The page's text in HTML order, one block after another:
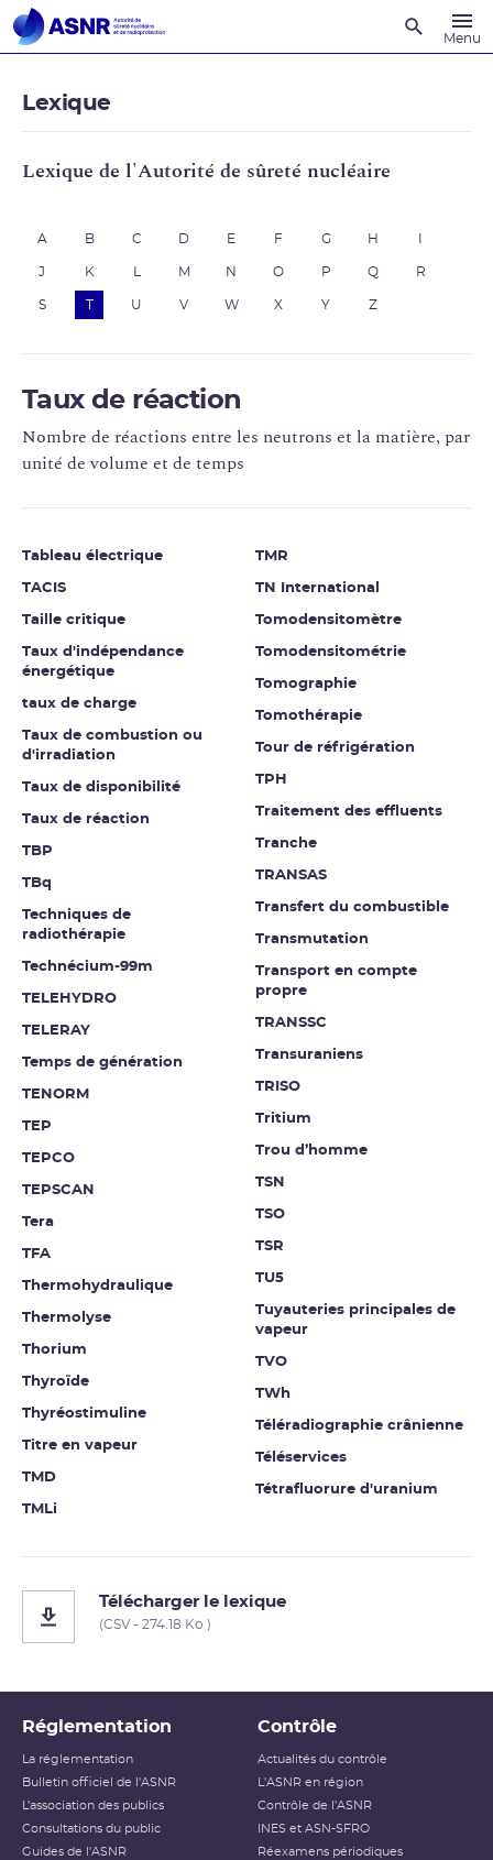
Menu
Lexique
Lexique de l'Autorité de sûreté nucléaire
A B C D E F G H
J K M N O P Q R
S U V W X Y Z
Taux de réaction
Nombre de réactions entre les neutrons et la matière, par
unité de volume et de temps
Tableau électrique
TACIS
Taille critique
Taux d'indépendance
énergétique
taux de charge
Taux de combustion ou
d'irradiation
Taux de disponibilité
Taux de réaction
TBP
TBq
Techniques de
radiothérapie
Technécium-99m
TELEHYDRO
TELERAY
Temps de génération
TENORM
TEP
TEPCO
TEPSCAN
Tera
TFA
Thermohydraulique
Thermolyse
Thorium
Thyroïde
Thyréostimuline
Titre en vapeur
TMD
TMLi
TMR
TN International
Tomodensitomètre
Tomodensitométrie
Tomographie
Tomothérapie
Tour de réfrigération
TPH
Traitement des effluents
Tranche
TRANSAS
Transfert du combustible
Transmutation
Transport en compte
propre
TRANSSC
Transuraniens
TRISO
Tritium
Trou d’homme
TSN
TSO
TSR
TU5
Tuyauteries principales de
vapeur
TVO
TWh
Téléradiographie crânienne
Téléservices
Tétrafluorure d'uranium
Télécharger le lexique
(CSV - 274.18 Ko )
Réglementation
La réglementation
Bulletin officiel de l'ASNR
L’association des publics
Consultations du public
Guides de l'ASNR
Contrôle
Actualités du contrôle
L'ASNR en région
Contrôle de l'ASNR
INES et ASN-SFRO
Réexamens périodiques